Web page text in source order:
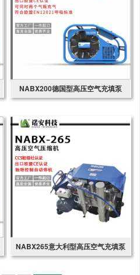
NABX200德国型高压空气充填泵
NABX265意大利型高压空气充填泵